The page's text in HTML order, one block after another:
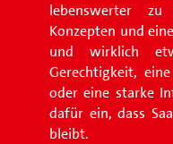
lebenswerter
Konzepten und
und wirklich
Gerechtigkeit,
oder eine starke
dafür ein, dass
bleibt.